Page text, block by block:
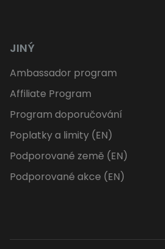
JINÝ
Ambassador program
Affiliate Program
Program doporučování
Poplatky a limity (EN)
Podporované země (EN)
Podporované akce (EN)